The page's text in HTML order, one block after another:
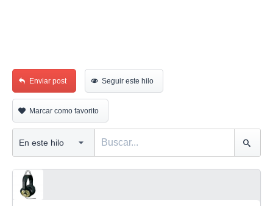
Enviar post Seguir este hilo
Marcar como favorito